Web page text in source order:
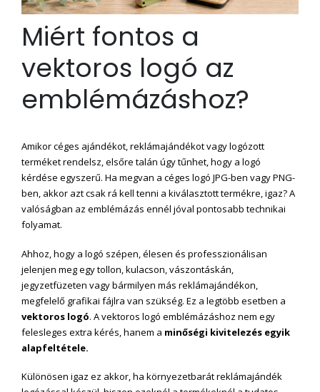
Miért fontos a
vektoros logó az
emblémázáshoz?
Amikor céges ajándékot, reklámajándékot vagy logózott
terméket rendelsz, elsőre talán úgy tűnhet, hogy a logó
kérdése egyszerű. Ha megvan a céges logó JPG-ben vagy PNG-
ben, akkor azt csak rá kell tenni a kiválasztott termékre, igaz? A
valóságban az emblémázás ennél jóval pontosabb technikai
folyamat.
Ahhoz, hogy a logó szépen, élesen és professzionálisan
jelenjen meg egy tollon, kulacson, vászontáskán,
jegyzetfüzeten vagy bármilyen más reklámajándékon,
megfelelő grafikai fájlra van szükség. Ez a legtöbb esetben a
vektoros logó. A vektoros logó emblémázáshoz nem egy
felesleges extra kérés, hanem a minőségi kivitelezés egyik
alapfeltétele.
Különösen igaz ez akkor, ha környezetbarát reklámajándék